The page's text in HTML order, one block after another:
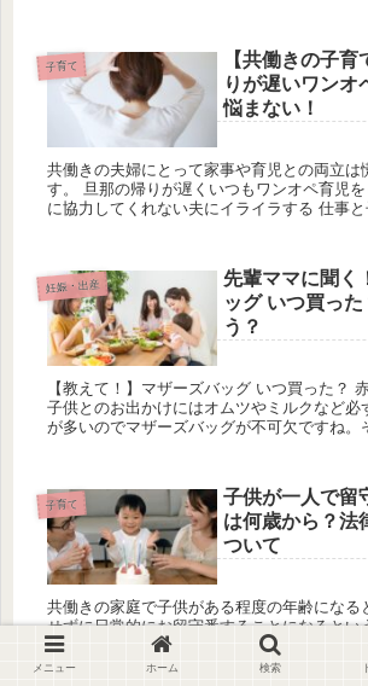
子育て
【共働きの子
りが遅いワンオ
悩まない！
共働きの夫婦にとって家事や育児との両立は
す。 旦那の帰りが遅くいつもワンオペ育児
に協力してくれない夫にイライラする 仕事と
妊娠・出産
先輩ママに聞く
ッグ いつ買っ
う？
【教えて！】マザーズバッグ いつ買った？
子供とのお出かけにはオムツやミルクなど必
が多いのでマザーズバッグが不可欠ですね。
子育て
子供が一人で留
は何歳から？法
ついて
共働きの家庭で子供がある程度の年齢になる
せずに日常的にお留守番することになるとい
しょう。 ほかにも子どもを一人家に残し、
ない状況に遭遇することもあるでしょう。
メニュー ホーム 検索